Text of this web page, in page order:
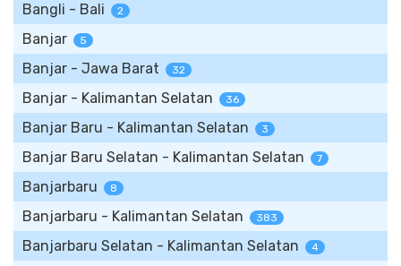
Bangli - Bali 2
Banjar 5
Banjar - Jawa Barat 32
Banjar - Kalimantan Selatan 36
Banjar Baru - Kalimantan Selatan 3
Banjar Baru Selatan - Kalimantan Selatan 7
Banjarbaru 8
Banjarbaru - Kalimantan Selatan 383
Banjarbaru Selatan - Kalimantan Selatan 4